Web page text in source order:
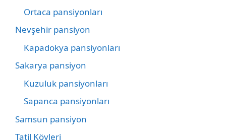
Ortaca pansiyonları
Nevşehir pansiyon
Kapadokya pansiyonları
Sakarya pansiyon
Kuzuluk pansiyonları
Sapanca pansiyonları
Samsun pansiyon
Tatil Köyleri